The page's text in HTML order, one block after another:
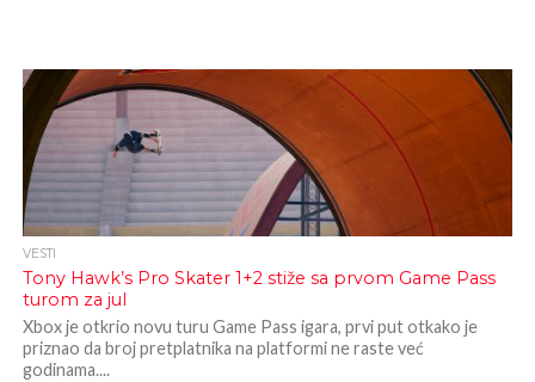
VESTI
Tony Hawk’s Pro Skater 1+2 stiže sa prvom Game Pass
turom za jul
Xbox je otkrio novu turu Game Pass igara, prvi put otkako je
priznao da broj pretplatnika na platformi ne raste već
godinama....